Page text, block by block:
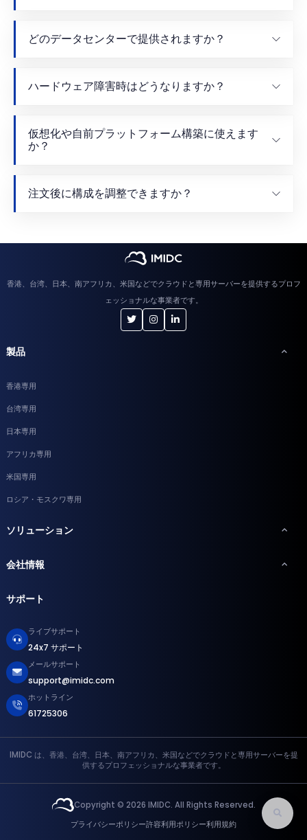
どのデータセンターで提供されますか？
ハードウェア障害時はどうなりますか？
仮想化や自前プラットフォーム構築に使えます
か？
注文後に構成を調整できますか？
香港、台湾、日本、南アフリカ、米国などでクラウドと専用サーバーを提供するプロフ
ェッショナルな事業者です。
製品
香港専用
台湾専用
日本専用
アフリカ専用
米国専用
ロシア・モスクワ専用
ソリューション
会社情報
サポート
ライブサポート
24x7 サポート
メールサポート
support@imidc.com
ホットライン
61725306
IMIDC は、香港、台湾、日本、南アフリカ、米国などでクラウドと専用サーバーを提
供するプロフェッショナルな事業者です。
Copyright © 2026 IMIDC. All Rights Reserved.
プライバシーポリシー許容利用ポリシー利用規約